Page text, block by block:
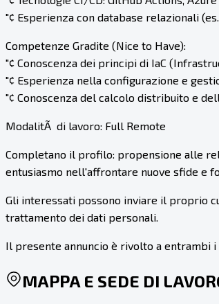
"¢ Esperienza con database relazionali
Competenze Gradite (Nice to Have):
"¢ Conoscenza dei principi di IaC
"¢ Esperienza nella configurazione e
"¢ Conoscenza del calcolo distribuito e
ModalitÃ di lavoro: Full Remote
Completano il profilo: propensione alle
entusiasmo nell'affrontare nuove sfide e
Gli interessati possono inviare il proprio
trattamento dei dati personali.
Il presente annuncio è rivolto a entrambi
MAPPA E SEDE DI